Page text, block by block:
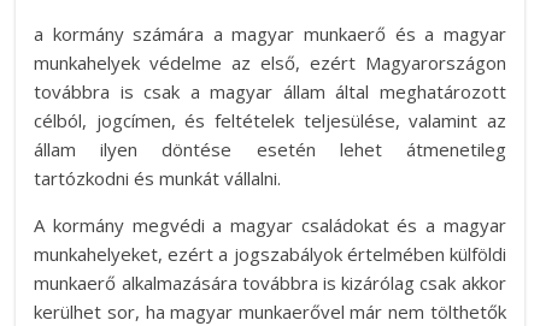
a kormány számára a magyar munkaerő és a magyar
munkahelyek védelme az első, ezért Magyarországon
továbbra is csak a magyar állam által meghatározott
célból, jogcímen, és feltételek teljesülése, valamint az
állam ilyen döntése esetén lehet átmenetileg
tartózkodni és munkát vállalni.
A kormány megvédi a magyar családokat és a magyar
munkahelyeket, ezért a jogszabályok értelmében külföldi
munkaerő alkalmazására továbbra is kizárólag csak akkor
kerülhet sor, ha magyar munkaerővel már nem tölthetők